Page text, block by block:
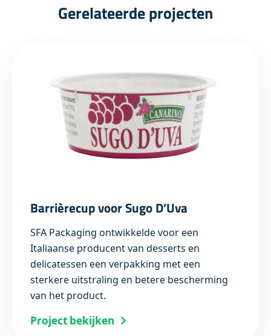
Gerelateerde projecten
Barrièrecup voor Sugo D’Uva
SFA Packaging ontwikkelde voor een
Italiaanse producent van desserts en
delicatessen een verpakking met een
sterkere uitstraling en betere bescherming
van het product.
Project bekijken